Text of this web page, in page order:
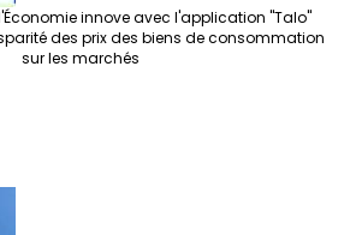
innove avec l'application "Talo"
des prix des biens de consommation
sur les marchés